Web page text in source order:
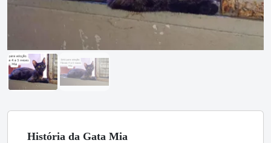
História da Gata Mia